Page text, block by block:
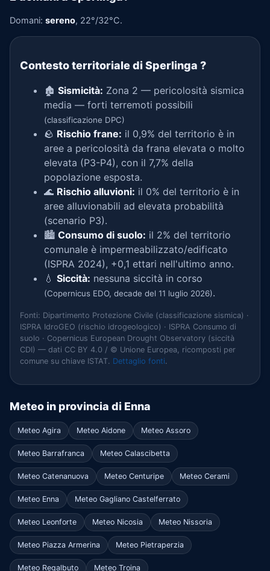
Domani: sereno, 22°/32°C.
Contesto territoriale di Sperlinga ?
🏚️ Sismicità: Zona 2 — pericolosità sismica
media — forti terremoti possibili
(classificazione DPC)
🪨 Rischio frane: il 0,9% del territorio è in
aree a pericolosità da frana elevata o molto
elevata (P3-P4), con il 7,7% della
popolazione esposta.
🌊 Rischio alluvioni: il 0% del territorio è in
aree alluvionabili ad elevata probabilità
(scenario P3).
🏙️ Consumo di suolo: il 2% del territorio
comunale è impermeabilizzato/edificato
(ISPRA 2024), +0,1 ettari nell'ultimo anno.
💧 Siccità: nessuna siccità in corso
(Copernicus EDO, decade del 11 luglio 2026).
Fonti: Dipartimento Protezione Civile (classificazione sismica) ·
ISPRA IdroGEO (rischio idrogeologico) · ISPRA Consumo di
suolo · Copernicus European Drought Observatory (siccità
CDI) — dati CC BY 4.0 / © Unione Europea, ricomposti per
comune su chiave ISTAT. Dettaglio fonti.
Meteo in provincia di Enna
Meteo Agira Meteo Aidone Meteo Assoro
Meteo Barrafranca Meteo Calascibetta
Meteo Catenanuova Meteo Centuripe Meteo Cerami
Meteo Enna Meteo Gagliano Castelferrato
Meteo Leonforte Meteo Nicosia Meteo Nissoria
Meteo Piazza Armerina Meteo Pietraperzia
Meteo Regalbuto Meteo Troina